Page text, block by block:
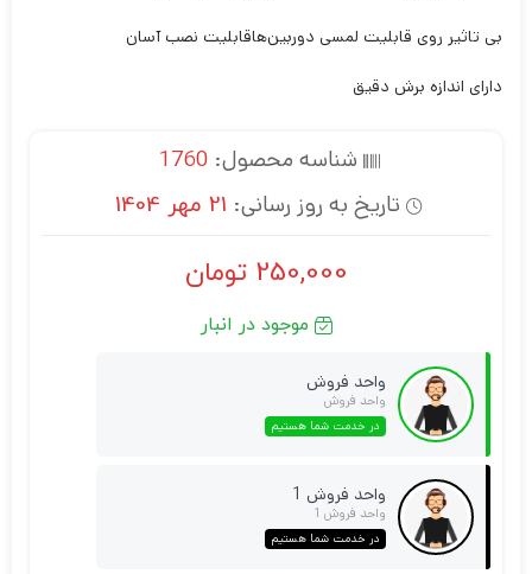
بی تاثیر روی قابلیت لمسی دوربین‌هاقابلیت نصب آسان
دارای اندازه برش دقیق
شناسه محصول:1760
تاریخ به روز رسانی: 21 مهر 1404
250,000 تومان
موجود در انبار
واحد فروش
واحد فروش
در خدمت شما هستیم
واحد فروش 1
واحد فروش 1
در خدمت شما هستیم